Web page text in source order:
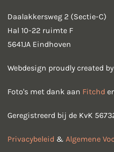
Daalakkersweg 2 (Sectie-C)
Hal 10-22 ruimte F
5641JA Eindhoven
Webdesign proudly created
Foto's met dank aan Fitchd
Geregistreerd bij de KvK
Privacybeleid & Algemene